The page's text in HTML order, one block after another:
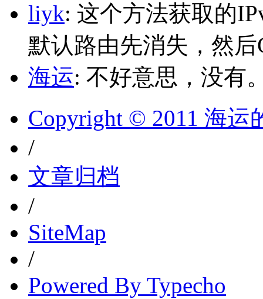
liyk: 这个方法获取的
默认路由先消失，然
海运: 不好意思，没有
Copyright © 2011 海运
/
文章归档
/
SiteMap
/
Powered By Typecho